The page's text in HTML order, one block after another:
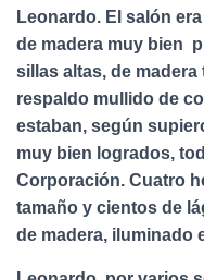
Leonardo. El salón
de madera muy bien
sillas altas, de
respaldo mullido de
estaban, según
muy bien logrados,
Corporación. Cuatro
tamaño y cientos de
de madera, iluminado